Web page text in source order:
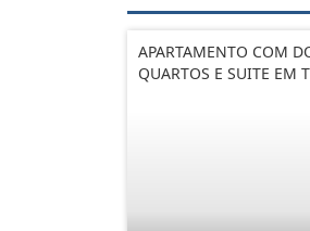
APARTAMENTO COM
QUARTOS E SUITE EM